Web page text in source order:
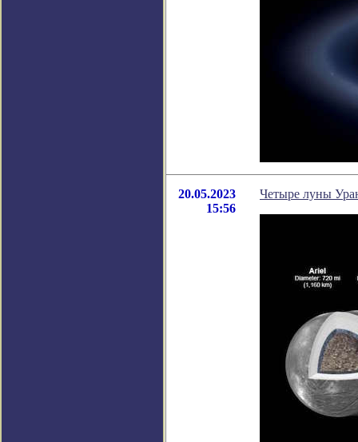
20.05.2023
15:56
Четыре луны